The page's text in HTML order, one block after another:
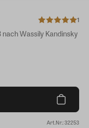
1
Wassily Kandinsky
Art.Nr.: 32253